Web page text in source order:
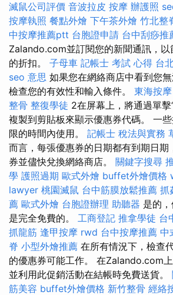
滅鼠公司評價 音波拉皮 按摩 辦護照
按摩執照 餐點外燴 下午茶外燴 竹北整
中按摩推薦ptt 台胞證申請 台中刮痧推
Zalando.com並訂閱您的新聞通訊，以
的折扣。 子母車 記帳士 考試 心得 台
seo 意思 如果您在網絡商店中看到您
檢查您的有效性和輸入條件。 東海按摩
整骨 整復學徒 2在屏幕上，將通過單
複製到剪貼板來顯示優惠券代碼。 一
限的時間內使用。 記帳士 稅法與實務
而言，每張優惠券的日期都有到期日期
券並儘快兌換網絡商店。 關鍵字搜尋
學 護照過期 歐式外燴 buffet外燴價格
lawyer 桃園滅鼠 台中筋膜放鬆推薦 抓
薦 歐式外燴 台胞證辦理 助聽器 是的
是完全免費的。 工商登記 推拿學徒 台
抓龍筋 逢甲按摩 rwd 台中按摩推薦 中
脊 小型外燴推薦 在所有情況下，檢查
的優惠券可能工作。 在Zalando.com
並利用此促銷活動在結帳時免費送貨。
筋美容 buffet外燴價格 新竹整骨 經絡